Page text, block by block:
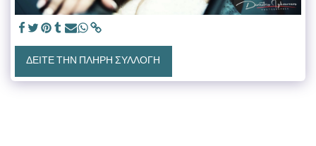
ΔΕΊΤΕ ΤΗΝ ΠΛΉΡΗ ΣΥΛΛΟΓΉ